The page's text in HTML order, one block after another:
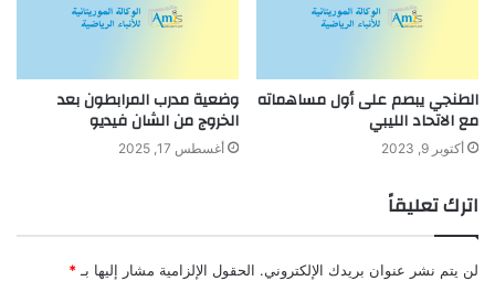
الطنجي يبصم على أول مساهماته
مع الاتحاد الليبي
أكتوبر 9, 2023
وضعية مدرب المرابطون بعد
الخروج من الشان فيديو
أغسطس 17, 2025
اترك تعليقاً
لن يتم نشر عنوان بريدك الإلكتروني. الحقول الإلزامية مشار إليها بـ *